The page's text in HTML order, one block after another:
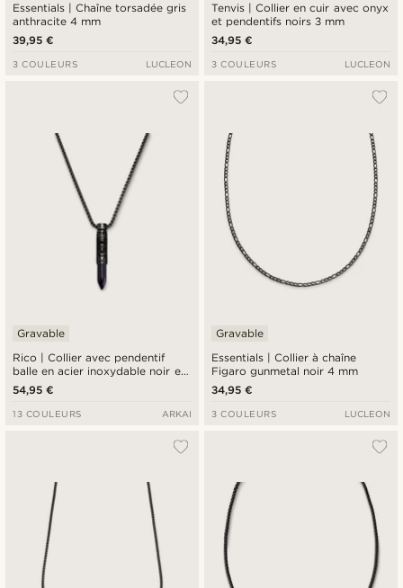
Essentials | Chaîne torsadée gris
anthracite 4 mm
39,95 €
3 COULEURS LUCLEON
Tenvis | Collier en cuir avec onyx
et pendentifs noirs 3 mm
34,95 €
3 COULEURS LUCLEON
Rico | Collier avec pendentif
balle en acier inoxydable noir et
pierre de sable bleu
Gravable
54,95 €
13 COULEURS ARKAI
Essentials | Collier à chaîne
Figaro gunmetal noir 4 mm
Gravable
34,95 €
3 COULEURS LUCLEON